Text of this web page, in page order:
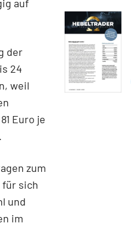
auf
der
24
weil
Euro je
zum
für sich
und
im